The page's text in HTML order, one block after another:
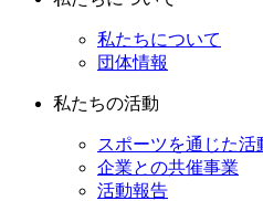
私たちについて
団体情報
私たちの活動
スポーツを通じた活
企業との共催事業
活動報告